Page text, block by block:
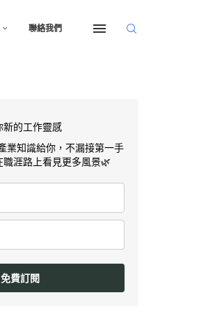
聯絡我們
新的工作靈感
業知識給你，不漏接第一手
涯路上看見更多風景🌿
免費訂閱